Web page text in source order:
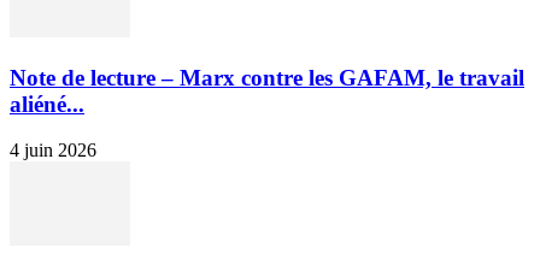
Note de lecture – Marx contre les GAFAM, le travail
aliéné...
4 juin 2026